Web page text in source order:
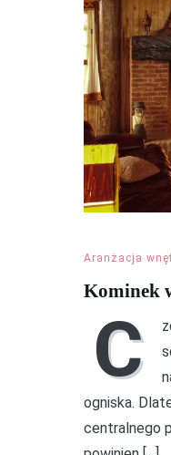
Aranżacja
Kominek
C
ogniska.
centralnego